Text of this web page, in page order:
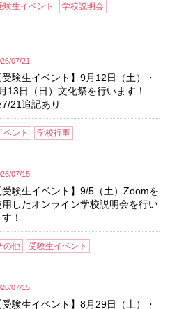
験生イベント 学校説明会
07/21
受験生イベント】9月12日（土）・
13日（日）文化祭を行います！
21追記あり
ベント 学校行事
07/15
受験生イベント】9/5（土）Zoomを
用したオンライン学校説明会を行い
す！
の他 受験生イベント
07/15
受験生イベント】8月29日（土）・